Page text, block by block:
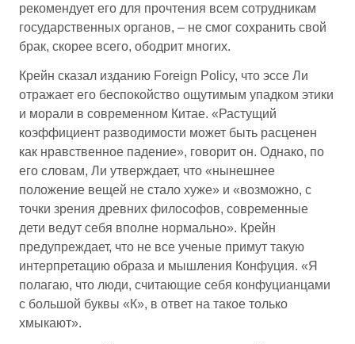
рекомендует его для прочтения всем сотрудникам
государственных органов, – не смог сохранить свой
брак, скорее всего, ободрит многих.
Крейн сказал изданию Foreign Policy, что эссе Ли
отражает его беспокойство ощутимым упадком этики
и морали в современном Китае. «Растущий
коэффициент разводимости может быть расценен
как нравственное падение», говорит он. Однако, по
его словам, Ли утверждает, что «нынешнее
положение вещей не стало хуже» и «возможно, с
точки зрения древних философов, современные
дети ведут себя вполне нормально». Крейн
предупреждает, что не все ученые примут такую
интерпретацию образа и мышления Конфуция. «Я
полагаю, что люди, считающие себя конфуцианцами
с большой буквы «К», в ответ на такое только
хмыкают».